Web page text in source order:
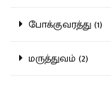
போக்குவரத்து (1)
மருத்துவம் (2)